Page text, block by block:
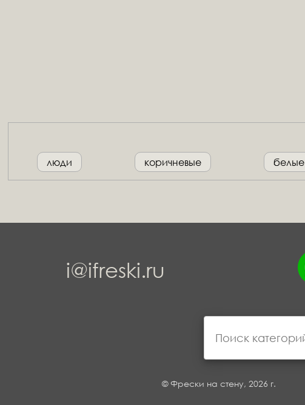
люди коричневые белые
i@ifreski.ru
© Фрески на стену, 2026 г.